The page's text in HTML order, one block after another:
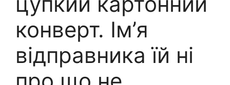
конверт. Ім’я
відправника їй ні